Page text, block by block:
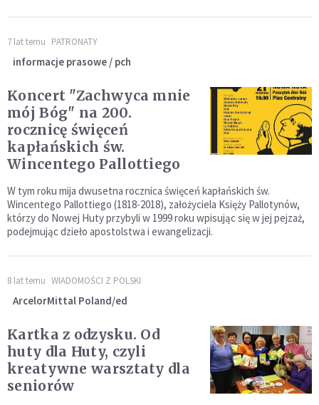
7 lat temu PATRONATY
informacje prasowe / pch
Koncert "Zachwyca mnie
mój Bóg" na 200.
rocznicę święceń
kapłańskich św.
Wincentego Pallottiego
W tym roku mija dwusetna rocznica święceń kapłańskich św.
Wincentego Pallottiego (1818-2018), założyciela Księży Pallotynów,
którzy do Nowej Huty przybyli w 1999 roku wpisując się w jej pejzaż,
podejmując dzieło apostolstwa i ewangelizacji.
8 lat temu WIADOMOŚCI Z POLSKI
ArcelorMittal Poland/ed
Kartka z odzysku. Od
huty dla Huty, czyli
kreatywne warsztaty dla
seniorów